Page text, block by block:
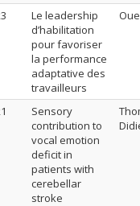
Le leadership
d’habilitation
pour favoriser
la performance
adaptative des
travailleurs
Sensory
contribution to
vocal emotion
deficit in
patients with
cerebellar
stroke